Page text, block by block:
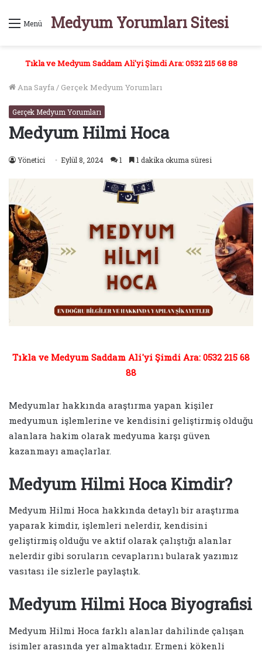
Menü Medyum Yorumları Sitesi
Tıkla ve Medyum Saddam Ali'yi Şimdi Ara: 0532 215 68 88
Ana Sayfa/ Gerçek Medyum Yorumları
Gerçek Medyum Yorumları
Medyum Hilmi Hoca
Yönetici Eylül 8, 2024 1 1 dakika okuma süresi
Tıkla ve Medyum Saddam Ali'yi Şimdi Ara: 0532 215 68
88
Medyumlar hakkında araştırma yapan kişiler
medyumun işlemlerine ve kendisini geliştirmiş olduğu
alanlara hakim olarak medyuma karşı güven
kazanmayı amaçlarlar.
Medyum Hilmi Hoca Kimdir?
Medyum Hilmi Hoca hakkında detaylı bir araştırma
yaparak kimdir, işlemleri nelerdir, kendisini
geliştirmiş olduğu ve aktif olarak çalıştığı alanlar
nelerdir gibi soruların cevaplarını bularak yazımız
vasıtası ile sizlerle paylaştık.
Medyum Hilmi Hoca Biyografisi
Medyum Hilmi Hoca farklı alanlar dahilinde çalışan
isimler arasında yer almaktadır. Ermeni kökenli